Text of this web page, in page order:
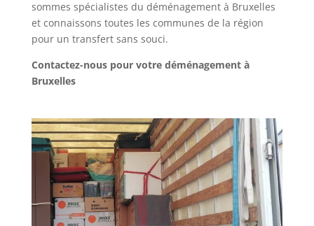
sommes spécialistes du déménagement à Bruxelles
et connaissons toutes les communes de la région
pour un transfert sans souci.
Contactez-nous pour votre déménagement à
Bruxelles